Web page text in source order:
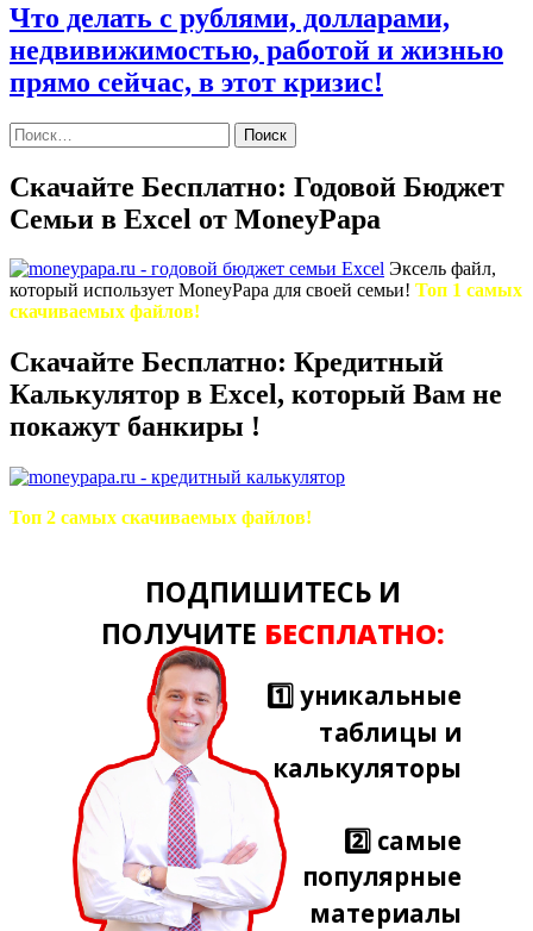
Что делать с рублями, долларами,
недвивижимостью, работой и жизнью
прямо сейчас, в этот кризис!
Найти:
Скачайте Бесплатно: Годовой Бюджет
Семьи в Excel от MoneyPapa
Эксель файл,
который использует MoneyPapa для своей семьи! Топ 1 самых
скачиваемых файлов!
Скачайте Бесплатно: Кредитный
Калькулятор в Excel, который Вам не
покажут банкиры !
Топ 2 самых скачиваемых файлов!
ПОДПИШИТЕСЬ И
ПОЛУЧИТЕ БЕСПЛАТНО:
1️⃣ уникальные
таблицы и
калькуляторы
2️⃣ самые
популярные
материалы